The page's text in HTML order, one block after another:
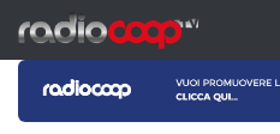
Salta al contenuto